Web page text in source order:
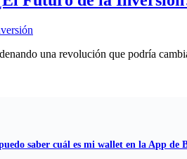
una revolución que podría
saber cuál es mi wallet en la App de